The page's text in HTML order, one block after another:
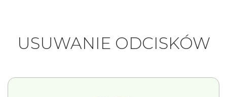
USUWANIE ODCISKÓW